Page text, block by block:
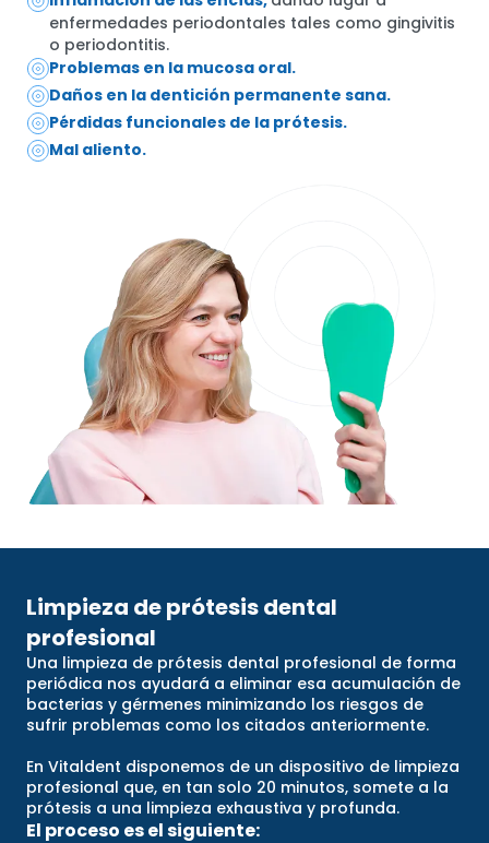
enfermedades periodontales tales como gingivitis
o periodontitis.
Problemas en la mucosa oral.
Daños en la dentición permanente sana.
Pérdidas funcionales de la prótesis.
Mal aliento.
Limpieza de prótesis dental
profesional
Una limpieza de prótesis dental profesional de forma
periódica nos ayudará a eliminar esa acumulación de
bacterias y gérmenes minimizando los riesgos de
sufrir problemas como los citados anteriormente.
En Vitaldent disponemos de un dispositivo de limpieza
profesional que, en tan solo 20 minutos, somete a la
prótesis a una limpieza exhaustiva y profunda.
El proceso es el siguiente: